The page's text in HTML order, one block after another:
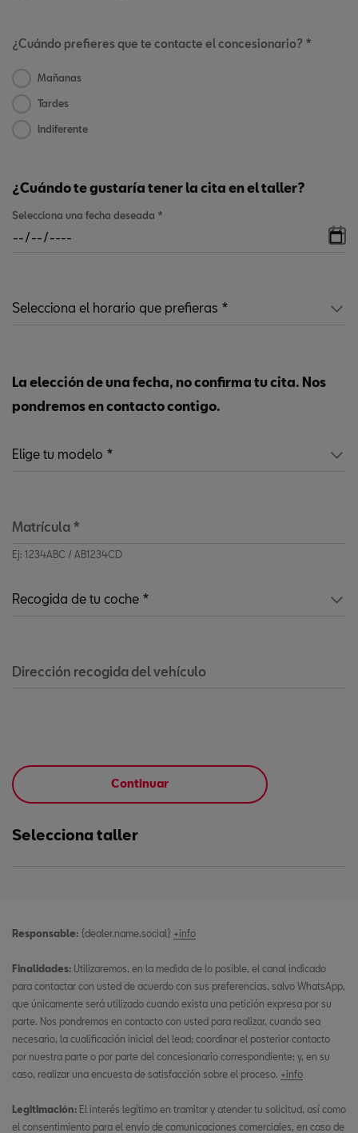
¿Cuándo prefieres que te contacte el concesionario? *
Mañanas
Tardes
Indiferente
¿Cuándo te gustaría tener la cita en el taller?
Selecciona una fecha deseada *
La elección de una fecha, no confirma tu cita. Nos
pondremos en contacto contigo.
Matrícula *
Ej: 1234ABC / AB1234CD
Dirección recogida del vehículo
Continuar
Selecciona taller
Responsable: {dealer.name.social} +info
Finalidades: Utilizaremos, en la medida de lo posible, el canal indicado
para contactar con usted de acuerdo con sus preferencias, salvo WhatsApp,
que únicamente será utilizado cuando exista una petición expresa por su
parte. Nos pondremos en contacto con usted para realizar, cuando sea
necesario, la cualificación inicial del lead; coordinar el posterior contacto
por nuestra parte o por parte del concesionario correspondiente; y, en su
caso, realizar una encuesta de satisfacción sobre el proceso. +info
Legitimación: El interés legítimo en tramitar y atender tu solicitud, así como
el consentimiento para el envío de comunicaciones comerciales, en caso de